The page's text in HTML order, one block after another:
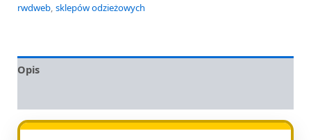
rwdweb, sklepów odzieżowych
Opis